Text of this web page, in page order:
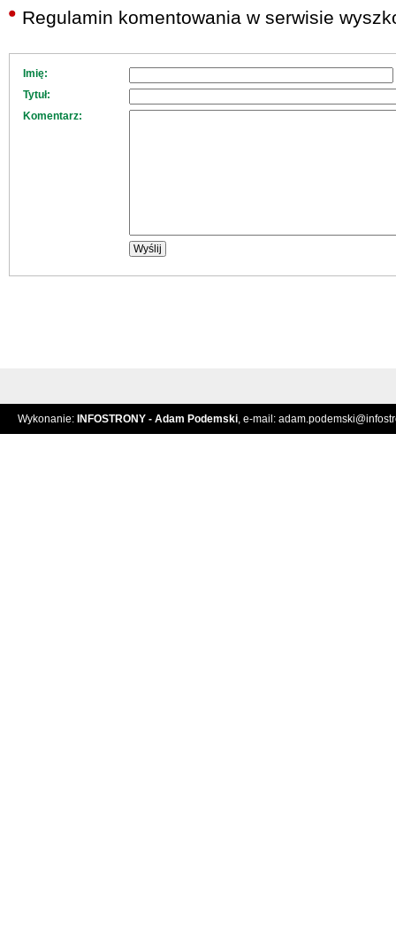
Regulamin komentowania w serwisie
Imię:
Tytuł:
Komentarz:
Wykonanie: INFOSTRONY - Adam Podemski, e-mail: